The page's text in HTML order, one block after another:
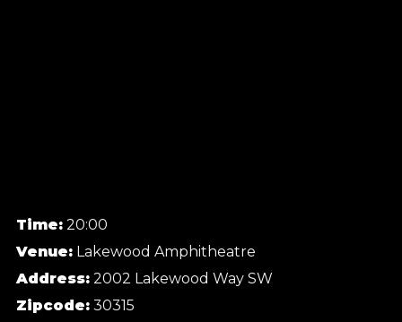
Time:20:00
Venue:Lakewood Amphitheatre
Address:2002 Lakewood Way SW
Zipcode:30315